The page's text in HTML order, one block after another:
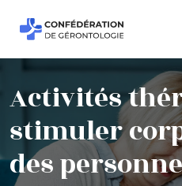
Activités
stimuler
des